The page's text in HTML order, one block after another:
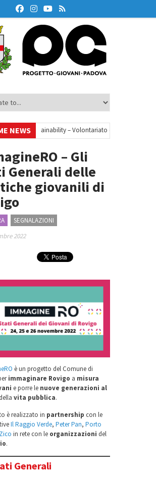
NEWSsustainability – Volontariato europeo a Padova
Debate Lab – Borse di studio 2026/27
– Gli
Generali delle
giovanili di
SEGNALAZIONI
2022
è un progetto del Comune di
immaginare Rovigo a misura
e porre lenuove generazioni al
della vita pubblica.
è realizzato in partnership con le
Il Raggio Verde, Peter Pan, Porto
Zico in rete con le organizzazioni del
.
Generali